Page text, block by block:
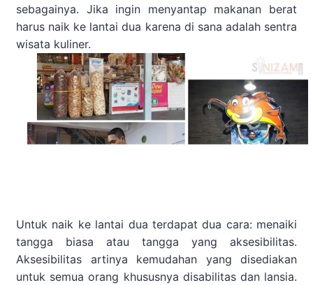
sebagainya. Jika ingin menyantap makanan berat
harus naik ke lantai dua karena di sana adalah sentra
wisata kuliner.
Untuk naik ke lantai dua terdapat dua cara: menaiki
tangga biasa atau tangga yang aksesibilitas.
Aksesibilitas artinya kemudahan yang disediakan
untuk semua orang khususnya disabilitas dan lansia.